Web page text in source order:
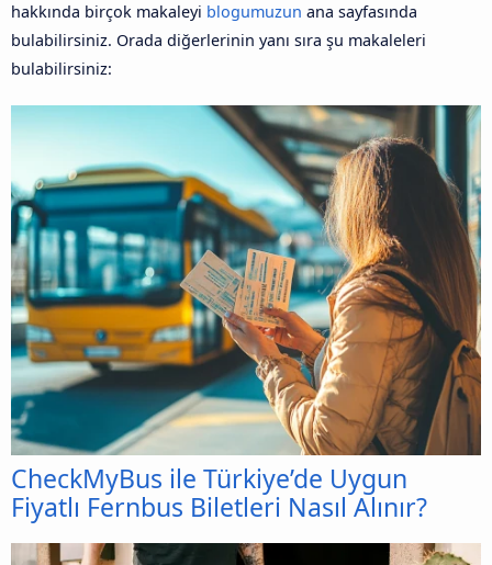
hakkında birçok makaleyi blogumuzun ana sayfasında
bulabilirsiniz. Orada diğerlerinin yanı sıra şu makaleleri
bulabilirsiniz:
CheckMyBus ile Türkiye’de Uygun
Fiyatlı Fernbus Biletleri Nasıl Alınır?